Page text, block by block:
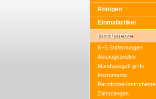
Röntgen
Einmalartikel
Instrumente
K+B Entfernungen
Absaugkanülen
Mundspiegel/-griffe
Instrumente
Parodontal-Instrumente
Zahnzangen